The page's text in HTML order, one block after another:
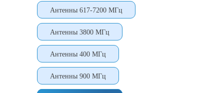
Антенны 617-7200 МГц
Антенны 3800 МГц
Антенны 400 МГц
Антенны 900 МГц